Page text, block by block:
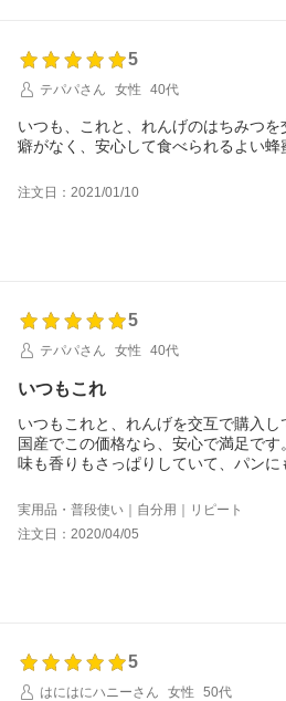
5
テパパさん
女性 40代
いつも、これと、れんげのはちみつを
癖がなく、安心して食べられるよい蜂
注文日：2021/01/10
5
テパパさん
女性 40代
いつもこれ
いつもこれと、れんげを交互で購入し
国産でこの価格なら、安心で満足です。
味も香りもさっぱりしていて、パンに
実用品・普段使い｜自分用｜リピート
注文日：2020/04/05
5
はにはにハニーさん
女性 50代